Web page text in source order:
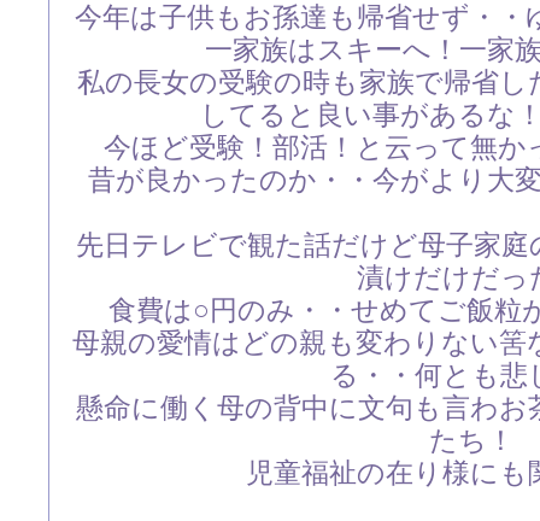
今年は子供もお孫達も帰省せず・
一家族はスキーへ！一家
私の長女の受験の時も家族で帰省
してると良い事があるな
今ほど受験！部活！と云って無
昔が良かったのか・・今がより大
先日テレビで観た話だけど母子家
漬けだけだっ
食費は○円のみ・・せめてご飯粒
母親の愛情はどの親も変わりない
る・・何とも悲
懸命に働く母の背中に文句も言わ
たち！
児童福祉の在り様にも